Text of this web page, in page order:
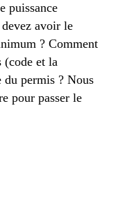
puissance
avoir le
? Comment
(code et la
du permis ? Nous
pour passer le